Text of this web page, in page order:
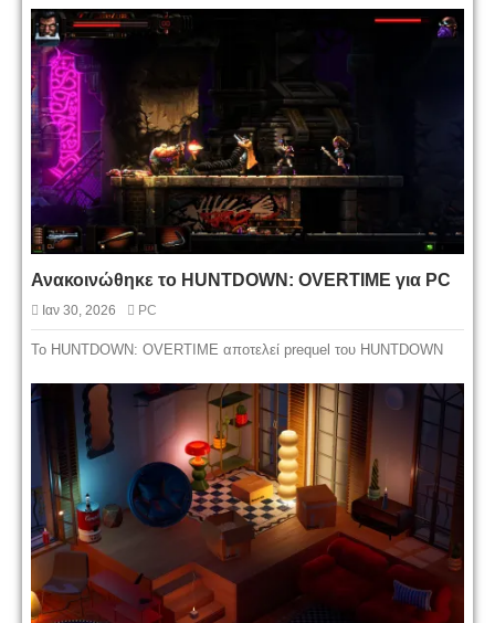
Ανακοινώθηκε το HUNTDOWN: OVERTIME για PC
Ιαν 30, 2026 PC
Το HUNTDOWN: OVERTIME αποτελεί prequel του HUNTDOWN